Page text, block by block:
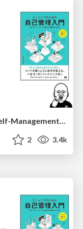
余白を生むセルフマネジメント/Self-Management That Creates Breathing Room
2 3.4k